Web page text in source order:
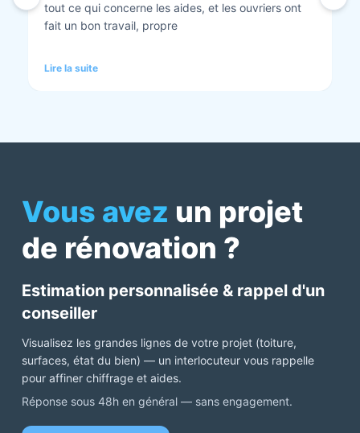
Travaux bien faits. Personnel au top minutieux et
tout est nickel quand ils ont finis. Vous pouvez y
Lire la suite
Vous avez un projet
de rénovation ?
Estimation personnalisée & rappel d'un
conseiller
Visualisez les grandes lignes de votre projet (toiture,
surfaces, état du bien) — un interlocuteur vous rappelle
pour affiner chiffrage et aides.
Réponse sous 48h en général — sans engagement.